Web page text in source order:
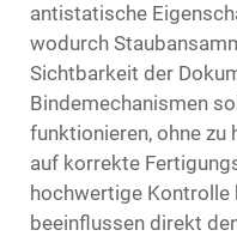
antistatische
wodurch
Sichtbarkeit der
Bindemechanismen
funktionieren, ohne zu
auf korrekte
hochwertige Kontrolle
beeinflussen direkt